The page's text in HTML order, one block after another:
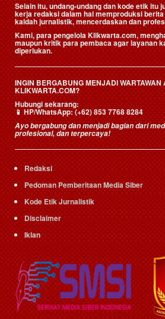
Selain itu, undang-undang dan kode etik itu
kerja redaksi dalam hal memproduksi
kaidah jurnalistik, mencerdaskan dan
Kami, para pengelola Klikwarta.com,
maupun kritik para pembaca agar layanan
diperlukan.
INGIN BERGABUNG MENJADI WARTAWAN
KLIKWARTA.COM?
Hubungi sekarang:
📱HP/WhatsApp:(+62) 853 7768 8284
Ayo bergabung dan menjadi bagian dari
profesional, dan terpercaya!
Redaksi
Pedoman Pemberitaan Media Siber
Kode Etik Jurnalistik
Disclaimer
Iklan